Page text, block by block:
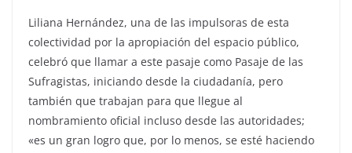
Liliana Hernández, una de las impulsoras de esta
colectividad por la apropiación del espacio público,
celebró que llamar a este pasaje como Pasaje de las
Sufragistas, iniciando desde la ciudadanía, pero
también que trabajan para que llegue al
nombramiento oficial incluso desde las autoridades;
«es un gran logro que, por lo menos, se esté haciendo